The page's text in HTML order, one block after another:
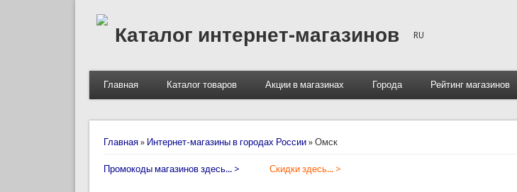
Каталог интернет-магазинов RU
Главная Каталог товаров Акции в магазинах Города Рейтинг магазинов
Вы здесь
Главная » Интернет-магазины в городах России » Омск
Промокоды магазинов здесь... > Скидки здесь... >